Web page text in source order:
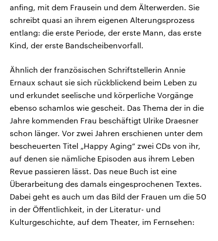
anfing, mit dem Frausein und dem Älterwerden. Sie
schreibt quasi an ihrem eigenen Alterungsprozess
entlang: die erste Periode, der erste Mann, das erste
Kind, der erste Bandscheibenvorfall.
Ähnlich der französischen Schriftstellerin Annie
Ernaux schaut sie sich rückblickend beim Leben zu
und erkundet seelische und körperliche Vorgänge
ebenso schamlos wie gescheit. Das Thema der in die
Jahre kommenden Frau beschäftigt Ulrike Draesner
schon länger. Vor zwei Jahren erschienen unter dem
bescheuerten Titel „Happy Aging“ zwei CDs von ihr,
auf denen sie nämliche Episoden aus ihrem Leben
Revue passieren lässt. Das neue Buch ist eine
Überarbeitung des damals eingesprochenen Textes.
Dabei geht es auch um das Bild der Frauen um die 50
in der Öffentlichkeit, in der Literatur- und
Kulturgeschichte, auf dem Theater, im Fernsehen: